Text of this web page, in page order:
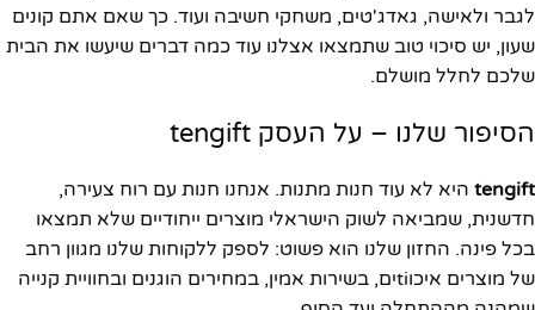
לגבר ולאישה, גאדג'טים, משחקי חשיבה ועוד. כך שאם אתם קונים
שעון, יש סיכוי טוב שתמצאו אצלנו עוד כמה דברים שיעשו את הבית
שלכם לחלל מושלם.
הסיפור שלנו – על העסק tengift
tengift היא לא עוד חנות מתנות. אנחנו חנות עם רוח צעירה,
חדשנית, שמביאה לשוק הישראלי מוצרים ייחודיים שלא תמצאו
בכל פינה. החזון שלנו הוא פשוט: לספק ללקוחות שלנו מגוון רחב
של מוצרים איכוtiים, בשירות אמין, במחירים הוגנים ובחוויית קנייה